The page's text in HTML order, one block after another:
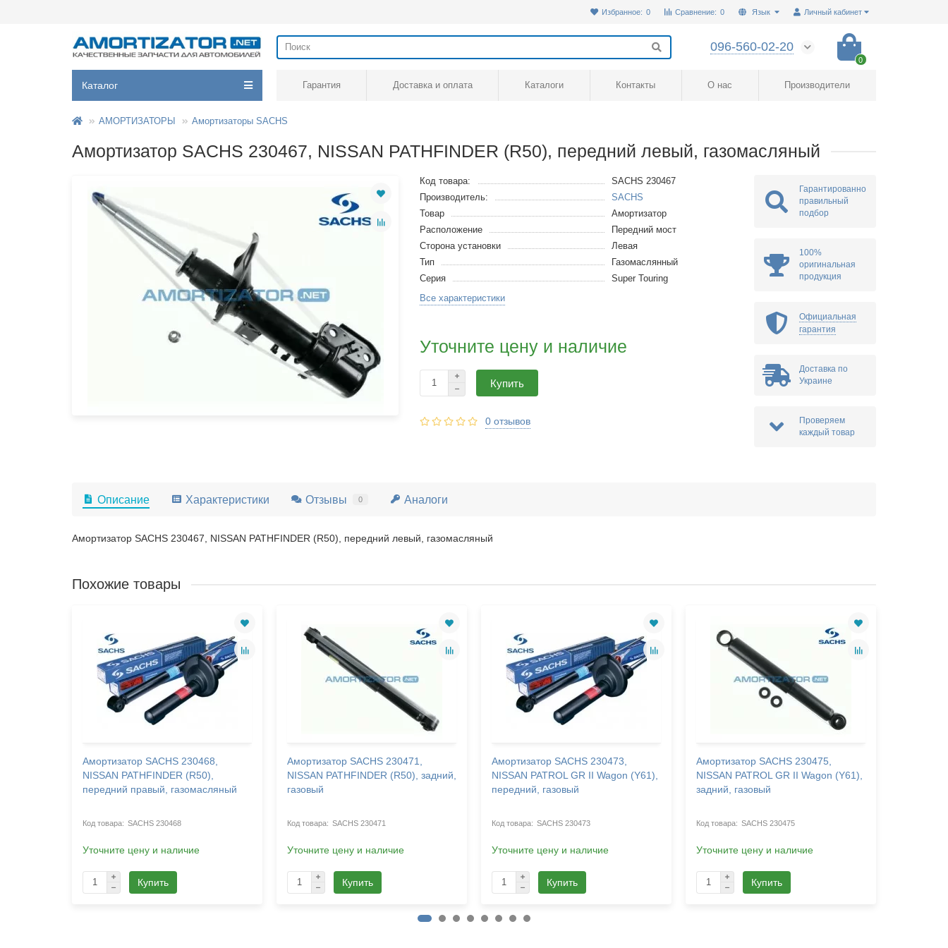
Личный кабинет
Язык
Сравнение: 0
Избранное: 0
096-560-02-20
0
Каталог Гарантия Доставка и оплата Каталоги Контакты О нас Производители
АМОРТИЗАТОРЫ Амортизаторы SACHS
Амортизатор SACHS 230467, NISSAN PATHFINDER (R50), передний левый, газомасляный
Код товара:
SACHS 230467
Производитель:
SACHS
Товар
Амортизатор
Расположение
Передний мост
Сторона установки
Левая
Тип
Газомаслянный
Серия
Super Touring
Все характеристики
Уточните цену и наличие
Купить
0 отзывов
Гарантированно
правильный
подбор
100%
оригинальная
продукция
Официальная
гарантия
Доставка по
Украине
Проверяем
каждый товар
Описание Характеристики Отзывы 0 Аналоги
Амортизатор SACHS 230467, NISSAN PATHFINDER (R50), передний левый, газомасляный
Похожие товары
Амортизатор SACHS 230468,
NISSAN PATHFINDER (R50),
передний правый, газомасляный
SACHS 230468
Уточните цену и наличие
Купить
Амортизатор SACHS 230471,
NISSAN PATHFINDER (R50), задний,
газовый
SACHS 230471
Уточните цену и наличие
Купить
Амортизатор SACHS 230473,
NISSAN PATROL GR II Wagon (Y61),
передний, газовый
SACHS 230473
Уточните цену и наличие
Купить
Амортизатор SACHS 230475,
NISSAN PATROL GR II Wagon (Y61),
задний, газовый
SACHS 230475
Уточните цену и наличие
Купить